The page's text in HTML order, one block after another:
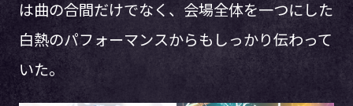
は曲の合間だけでなく、会場全体を一つにした
白熱のパフォーマンスからもしっかり伝わって
いた。